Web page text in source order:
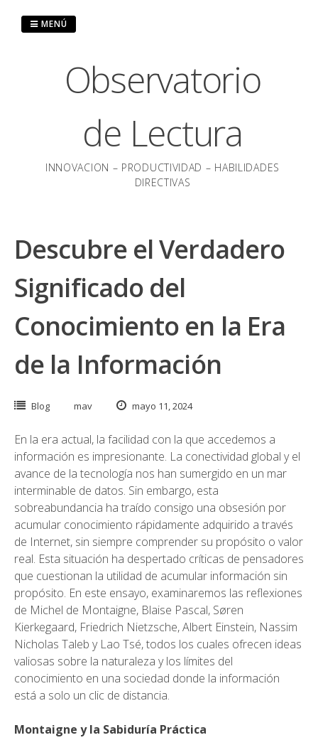
Observatorio
de Lectura
INNOVACION – PRODUCTIVIDAD – HABILIDADES
DIRECTIVAS
MENÚ
Descubre el Verdadero
Significado del
Conocimiento en la Era
de la Información
Blog mav mayo 11, 2024
En la era actual, la facilidad con la que accedemos a
información es impresionante. La conectividad global y el
avance de la tecnología nos han sumergido en un mar
interminable de datos. Sin embargo, esta
sobreabundancia ha traído consigo una obsesión por
acumular conocimiento rápidamente adquirido a través
de Internet, sin siempre comprender su propósito o valor
real. Esta situación ha despertado críticas de pensadores
que cuestionan la utilidad de acumular información sin
propósito. En este ensayo, examinaremos las reflexiones
de Michel de Montaigne, Blaise Pascal, Søren
Kierkegaard, Friedrich Nietzsche, Albert Einstein, Nassim
Nicholas Taleb y Lao Tsé, todos los cuales ofrecen ideas
valiosas sobre la naturaleza y los límites del
conocimiento en una sociedad donde la información
está a solo un clic de distancia.
Montaigne y la Sabiduría Práctica